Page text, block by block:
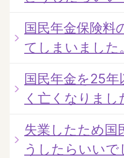
国民年金保険料
てしまいました
国民年金を25
く亡くなりま
失業したため国
うしたらいいで